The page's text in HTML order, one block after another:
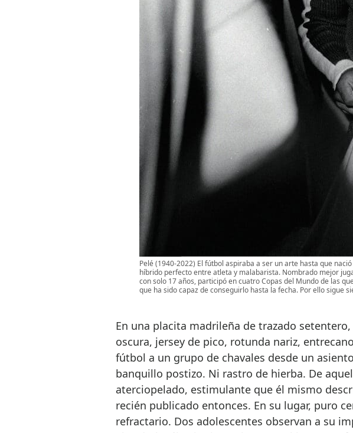
Pelé (1940-2022) El fútbol aspiraba a ser un arte hasta que
híbrido perfecto entre atleta y malabarista. Nombrado mejor
con solo 17 años, participó en cuatro Copas del Mundo de las
que ha sido capaz de conseguirlo hasta la fecha. Por ello sigue
En una placita madrileña de trazado
oscura, jersey de pico, rotunda nariz,
fútbol a un grupo de chavales desde un
banquillo postizo. Ni rastro de hierba. De
aterciopelado, estimulante que él mismo
recién publicado entonces. En su lugar, puro
refractario. Dos adolescentes observan a su